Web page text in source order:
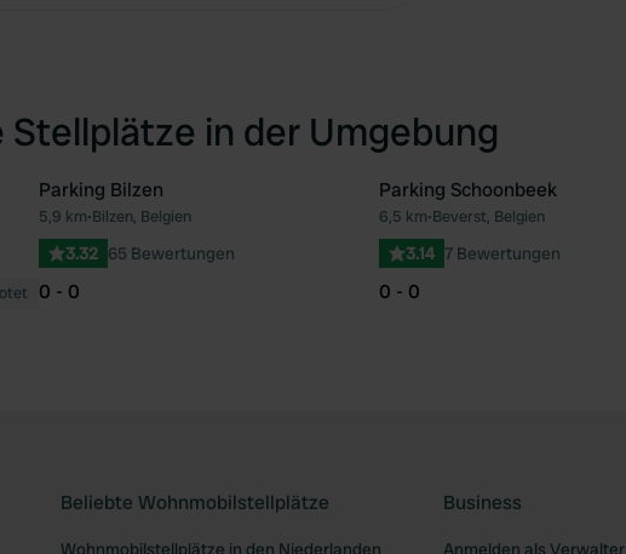
Stellplätze in der Umgebung
Favorit Favorit
Parking Bilzen
5,9 km•Bilzen, Belgien
3.32 65 Bewertungen
0 - 0
Parking Schoonbeek
6,5 km•Beverst, Belgien
3.14 7 Bewertungen
0 - 0
Beliebte Wohnmobilstellplätze
Wohnmobilstellplätze in den Niederlanden
Business
Anmelden als Verwalter